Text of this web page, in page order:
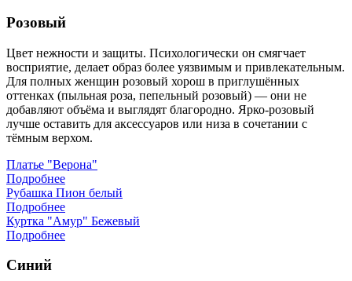
Розовый
Цвет нежности и защиты. Психологически он смягчает
восприятие, делает образ более уязвимым и привлекательным.
Для полных женщин розовый хорош в приглушённых
оттенках (пыльная роза, пепельный розовый) — они не
добавляют объёма и выглядят благородно. Ярко-розовый
лучше оставить для аксессуаров или низа в сочетании с
тёмным верхом.
Платье "Верона"
Подробнее
Рубашка Пион белый
Подробнее
Куртка "Амур" Бежевый
Подробнее
Синий